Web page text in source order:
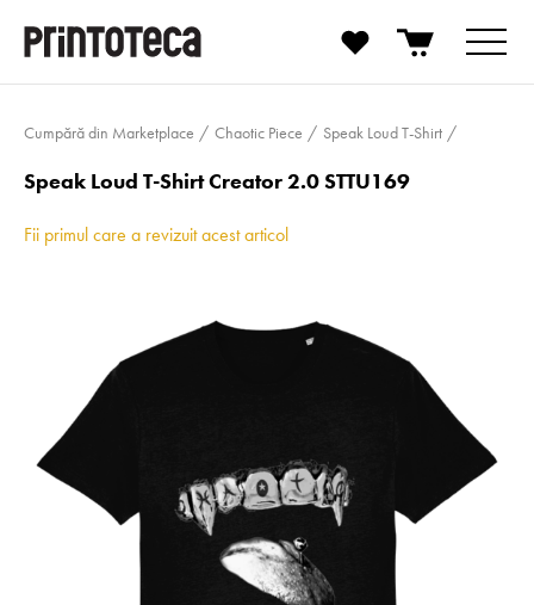
Cumpără din Marketplace Chaotic Piece Speak Loud T-Shirt
Speak Loud T-Shirt Creator 2.0 STTU169
Fii primul care a revizuit acest articol